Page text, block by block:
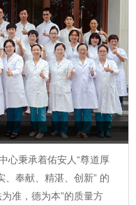
心秉承着佑安人“尊道厚
、奉献、精湛、创新” 的
准，德为本”的质量方